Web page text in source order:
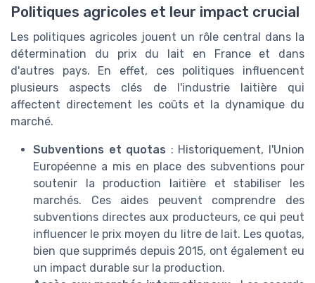
Politiques agricoles et leur impact crucial
Les politiques agricoles jouent un rôle central dans la
détermination du prix du lait en France et dans
d'autres pays. En effet, ces politiques influencent
plusieurs aspects clés de l'industrie laitière qui
affectent directement les coûts et la dynamique du
marché.
Subventions et quotas : Historiquement, l'Union
Européenne a mis en place des subventions pour
soutenir la production laitière et stabiliser les
marchés. Ces aides peuvent comprendre des
subventions directes aux producteurs, ce qui peut
influencer le prix moyen du litre de lait. Les quotas,
bien que supprimés depuis 2015, ont également eu
un impact durable sur la production.